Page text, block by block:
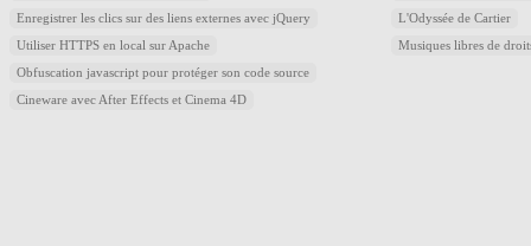
Enregistrer les clics sur des liens externes avec jQuery
Utiliser HTTPS en local sur Apache
Obfuscation javascript pour protéger son code source
Cineware avec After Effects et Cinema 4D
L'Odyssée de Cartier
Musiques libres de